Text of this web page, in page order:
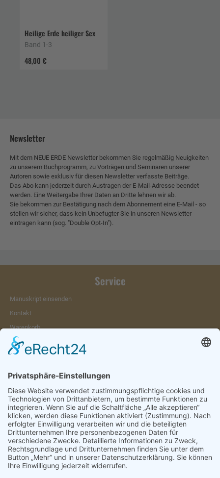
Heilige Erde heiliger Sex
48,00 €
Band 1-3
Newsletter
Mit dem NEUE ERDE Newsletter bekommen Sie regelmäßig Neuigkeiten
zu unserem Buchprogramm, zu Vorträgen und Seminaren unserer
Autoren sowie exklusiv für diesen Newsletter verfasste Beiträge.
Das Abo kann jederzeit durch Austragen der E-Mail-Adresse beendet
werden. Eine Weitergabe Ihrer Daten an Dritte lehnen wir ab.
Sie bekommen zur Bestätigung nach dem Abonnement eine E-Mail - so
stellen wir sicher, dass kein Unbefugter Sie in unseren Newsletter
eintragen kann (sog. "Double Opt-In").
Service
Manuskript einsenden
Kontakt
Warenkorb
Konto
Merkzettel
Vertrag widerrufen
Informationen
Impressum & Disclaimer
AGB und Widerrufsrecht